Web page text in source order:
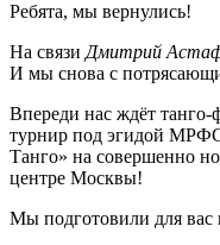
Ребята, мы вернулись!
На связи Дмитрий
И мы снова с
Впереди нас ждёт танго-
турнир под эгидой
Танго» на совершенно
центре Москвы!
Мы подготовили для